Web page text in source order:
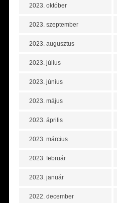
2023. október
2023. szeptember
2023. augusztus
2023. július
2023. június
2023. május
2023. április
2023. március
2023. február
2023. január
2022. december